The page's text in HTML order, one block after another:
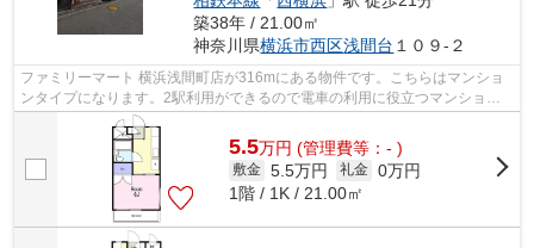
築38年 / 21.00㎡
神奈川県横浜市西区浅間台 １０９-２
ファミリーマート 横浜浅間町店が316mにある物件です。こちらはマンショ
ンタイプになります。2駅利用ができるので電車の利用に役立つマンション
です。お客様の多種多様なニーズに応え...
5.5万円 (管理費等：- )
敷金 5.5万円 礼金 0万円
1階 / 1K / 21.00㎡